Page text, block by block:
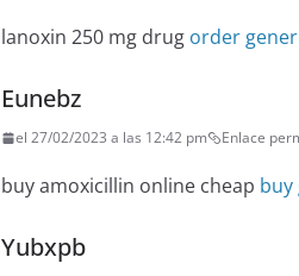
lanoxin 250 mg drug order
Eunebz
el 27/02/2023 a las 12:42 pm Enlace
buy amoxicillin online cheap buy
Yubxpb